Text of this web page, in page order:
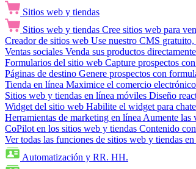
Sitios web y tiendas
Sitios web y tiendas Cree sitios web para
Creador de sitios web Use nuestro CMS
Ventas sociales Venda sus productos
Formularios del sitio web Capture prospectos
Páginas de destino Genere prospectos con
Tienda en línea Maximice el comercio
Sitios web y tiendas en línea móviles Diseño
Widget del sitio web Habilite el widget para
Herramientas de marketing en línea Aumente las
CoPilot en los sitios web y tiendas Contenido
Ver todas las funciones de sitios web y tiendas en
Automatización y RR. HH.